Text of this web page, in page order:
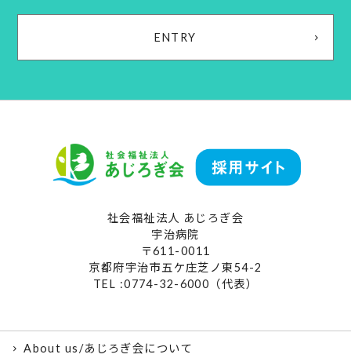
ENTRY
社会福祉法人 あじろぎ会
宇治病院
〒611-0011
京都府宇治市五ケ庄芝ノ東54-2
TEL :0774-32-6000（代表）
About us/あじろぎ会について